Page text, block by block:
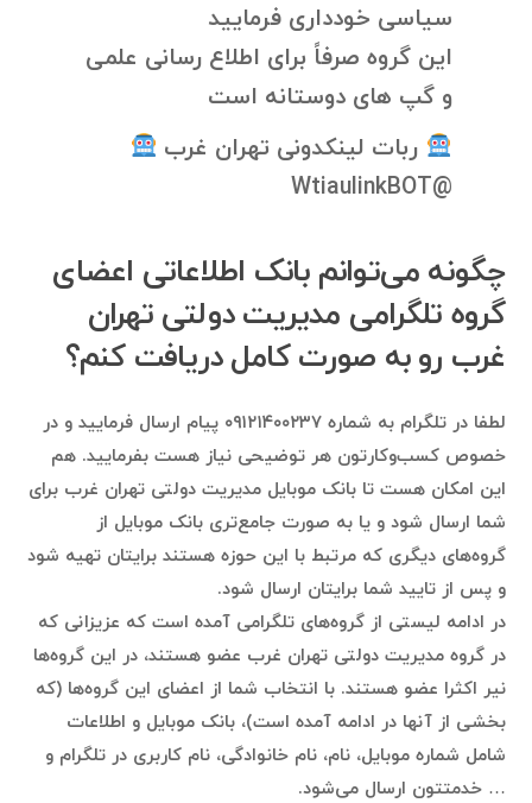
سیاسی خودداری فرمایید
این گروه صرفاً برای اطلاع رسانی علمی
و گپ های دوستانه است
ربات لینکدونی تهران غرب
@WtiaulinkBOT
چگونه می‌توانم بانک اطلاعاتی اعضای
گروه تلگرامی مدیریت دولتی تهران
غرب رو به صورت کامل دریافت کنم؟
لطفا در تلگرام به شماره ۰۹۱۲۱۴۰۰۲۳۷ پیام ارسال فرمایید و در
خصوص کسب‌وکارتون هر توضیحی نیاز هست بفرمایید. هم
این امکان هست تا بانک موبایل مدیریت دولتی تهران غرب برای
شما ارسال شود و یا به صورت جامع‌تری بانک موبایل از
گروه‌های دیگری که مرتبط با این حوزه هستند برایتان تهیه شود
و پس از تایید شما برایتان ارسال شود.
در ادامه لیستی از گروه‌های تلگرامی آمده است که عزیزانی که
در گروه مدیریت دولتی تهران غرب عضو هستند، در این گروه‌ها
نیر اکثرا عضو هستند. با انتخاب شما از اعضای این گروه‌ها (که
بخشی از آنها در ادامه آمده است)، بانک موبایل و اطلاعات
شامل شماره موبایل، نام، نام خانوادگی، نام کاربری در تلگرام و
… خدمتتون ارسال می‌شود.